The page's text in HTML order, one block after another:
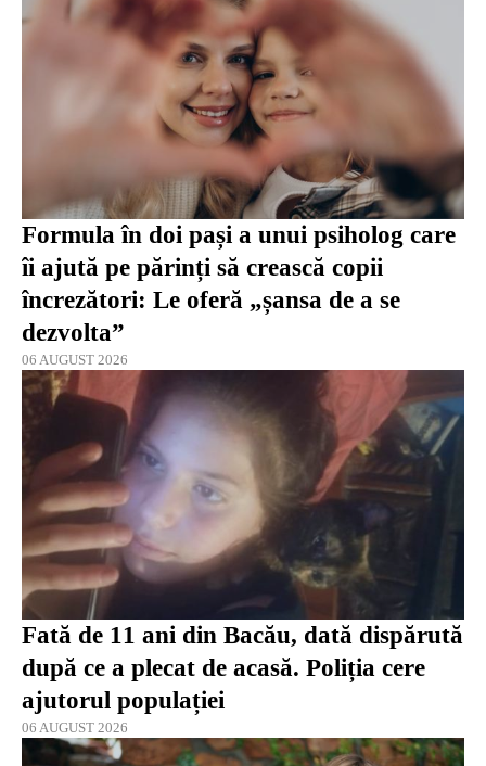
Formula în doi pași a unui psiholog care
îi ajută pe părinți să crească copii
încrezători: Le oferă „șansa de a se
dezvolta”
06 AUGUST 2026
Fată de 11 ani din Bacău, dată dispărută
după ce a plecat de acasă. Poliția cere
ajutorul populației
06 AUGUST 2026